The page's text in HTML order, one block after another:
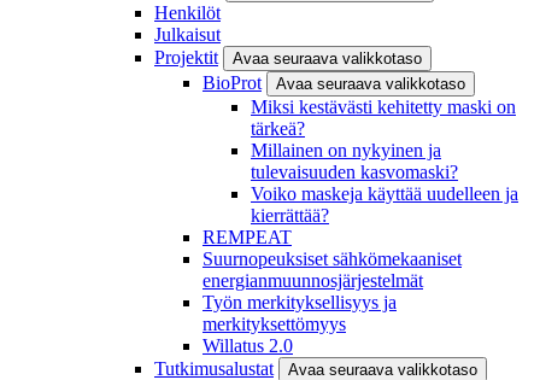
Henkilöt
Julkaisut
Projektit
Avaa seuraava valikkotaso
BioProt Avaa seuraava valikkotaso
Miksi kestävästi kehitetty maski on
tärkeä?
Millainen on nykyinen ja
tulevaisuuden kasvomaski?
Voiko maskeja käyttää uudelleen ja
kierrättää?
REMPEAT
Suurnopeuksiset sähkömekaaniset
energianmuunnosjärjestelmät
Työn merkityksellisyys ja
merkityksettömyys
Willatus 2.0
Tutkimusalustat
Avaa seuraava valikkotaso